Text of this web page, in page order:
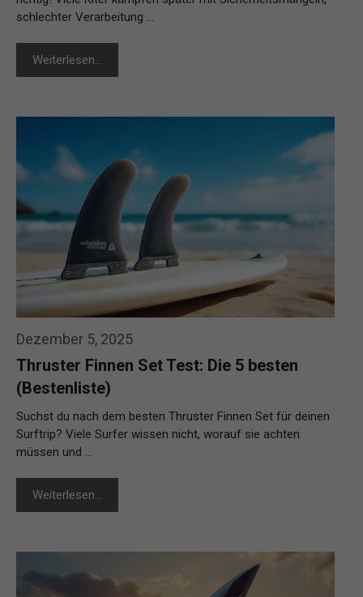
schlechter Verarbeitung …
Weiterlesen…
Dezember 5, 2025
Thruster Finnen Set Test: Die 5 besten
(Bestenliste)
Suchst du nach dem besten Thruster Finnen Set für deinen
Surftrip? Viele Surfer wissen nicht, worauf sie achten
müssen und …
Weiterlesen…